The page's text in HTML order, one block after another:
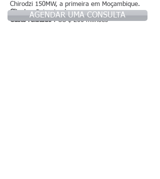
Chirodzi 150MW, a primeira em Moçambique.
Cliente: Patrocinadores
Custo relatado: US $ 200 milhões
AGENDAR UMA CONSULTA